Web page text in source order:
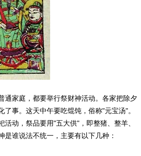
家庭，都要举行祭财神活动。各家把除夕
事。这天中午要吃馄饨，俗称"元宝汤"。
动，祭品要用"五大供"，即整猪、整羊、
谁说法不统一，主要有以下几种：